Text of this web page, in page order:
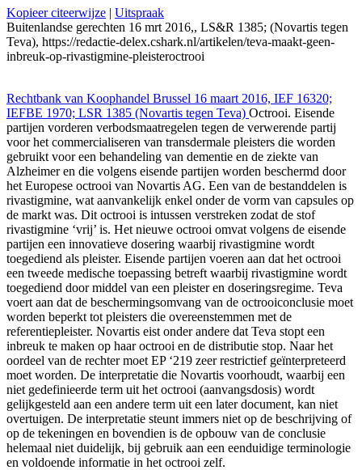
Kopieer citeerwijze | Uitspraak
Buitenlandse gerechten 16 mrt 2016,, LS&R 1385; (Novartis tegen
Teva), https://redactie-delex.cshark.nl/artikelen/teva-maakt-geen-
inbreuk-op-rivastigmine-pleisteroctrooi
Rechtbank van Koophandel Brussel 16 maart 2016, IEF 16320;
IEFBE 1970; LSR 1385 (Novartis tegen Teva) Octrooi. Eisende
partijen vorderen verbodsmaatregelen tegen de verwerende partij
voor het commercialiseren van transdermale pleisters die worden
gebruikt voor een behandeling van dementie en de ziekte van
Alzheimer en die volgens eisende partijen worden beschermd door
het Europese octrooi van Novartis AG. Een van de bestanddelen is
rivastigmine, wat aanvankelijk enkel onder de vorm van capsules op
de markt was. Dit octrooi is intussen verstreken zodat de stof
rivastigmine ‘vrij’ is. Het nieuwe octrooi omvat volgens de eisende
partijen een innovatieve dosering waarbij rivastigmine wordt
toegediend als pleister. Eisende partijen voeren aan dat het octrooi
een tweede medische toepassing betreft waarbij rivastigmine wordt
toegediend door middel van een pleister en doseringsregime. Teva
voert aan dat de beschermingsomvang van de octrooiconclusie moet
worden beperkt tot pleisters die overeenstemmen met de
referentiepleister. Novartis eist onder andere dat Teva stopt een
inbreuk te maken op haar octrooi en de distributie stop. Naar het
oordeel van de rechter moet EP ‘219 zeer restrictief geïnterpreteerd
moet worden. De interpretatie die Novartis voorhoudt, waarbij een
niet gedefinieerde term uit het octrooi (aanvangsdosis) wordt
gelijkgesteld aan een andere term uit een later document, kan niet
overtuigen. De interpretatie steunt immers niet op de beschrijving of
op de tekeningen en bovendien is de opbouw van de conclusie
helemaal niet duidelijk, bij gebruik aan een eenduidige terminologie
en voldoende informatie in het octrooi zelf.